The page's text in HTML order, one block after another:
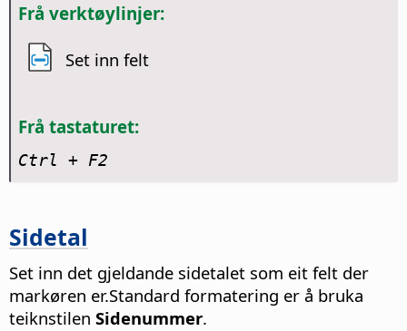
Frå verktøylinjer:
Set inn felt
Frå tastaturet:
Ctrl + F2
Sidetal
Set inn det gjeldande sidetalet som eit felt der
markøren er.Standard formatering er å bruka
teiknstilen Sidenummer.